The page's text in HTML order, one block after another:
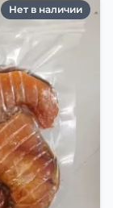
Нет в наличии